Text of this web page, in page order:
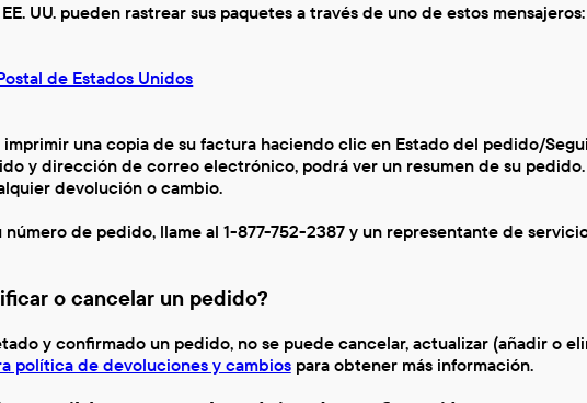
UU. pueden rastrear sus paquetes a través de uno de estos mensajeros:
de Estados Unidos
imprimir una copia de su factura haciendo clic en Estado del pedido/
y dirección de correo electrónico, podrá ver un resumen de su
devolución o cambio.
número de pedido, llame al 1-877-752-2387 y un representante de
o cancelar un pedido?
y confirmado un pedido, no se puede cancelar, actualizar (añadir o
política de devoluciones y cambiospara obtener más información.